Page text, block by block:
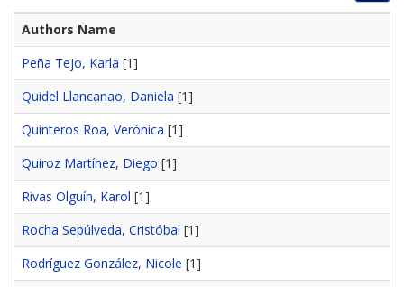
Authors Name
Peña Tejo, Karla [1]
Quidel Llancanao, Daniela [1]
Quinteros Roa, Verónica [1]
Quiroz Martínez, Diego [1]
Rivas Olguín, Karol [1]
Rocha Sepúlveda, Cristóbal [1]
Rodríguez González, Nicole [1]